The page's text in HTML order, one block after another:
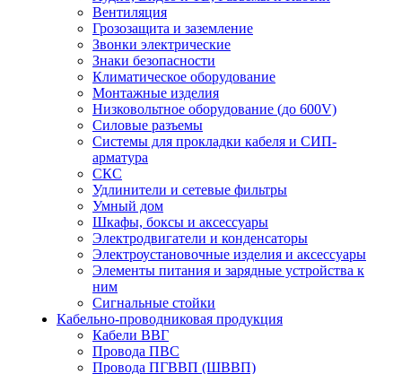
Вентиляция
Грозозащита и заземление
Звонки электрические
Знаки безопасности
Климатическое оборудование
Монтажные изделия
Низковольтное оборудование (до 600V)
Силовые разъемы
Системы для прокладки кабеля и СИП-
арматура
СКС
Удлинители и сетевые фильтры
Умный дом
Шкафы, боксы и аксессуары
Электродвигатели и конденсаторы
Электроустановочные изделия и аксессуары
Элементы питания и зарядные устройства к
ним
Сигнальные стойки
Кабельно-проводниковая продукция
Кабели ВВГ
Провода ПВС
Провода ПГВВП (ШВВП)